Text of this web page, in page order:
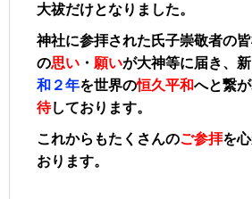
大祓だけとなりました。
神社に参拝された氏子崇敬者の
の思い ・ 願いが大神等に届き、
和２年を世界の恒久平和へと繋
待しております。
これからもたくさんのご参拝を
おります。